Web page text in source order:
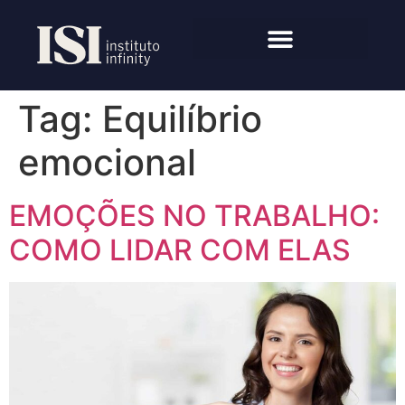
Tag: Equilíbrio
emocional
EMOÇÕES NO TRABALHO:
COMO LIDAR COM ELAS